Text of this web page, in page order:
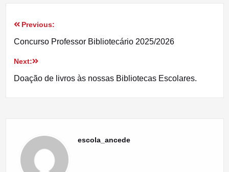
Navegação
artigos
Previous:
Concurso Professor Bibliotecário 2025/2026
Next:
Doação de livros às nossas Bibliotecas Escolares.
escola_ancede